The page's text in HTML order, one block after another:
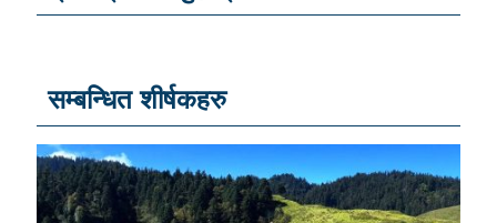
सम्बन्धित शीर्षकहरु